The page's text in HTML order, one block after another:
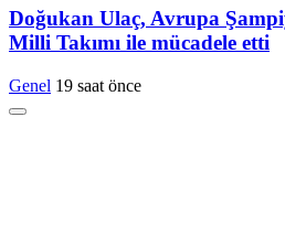
Doğukan Ulaç, Avrupa
Milli Takımı ile mücadele etti
Genel 19 saat önce